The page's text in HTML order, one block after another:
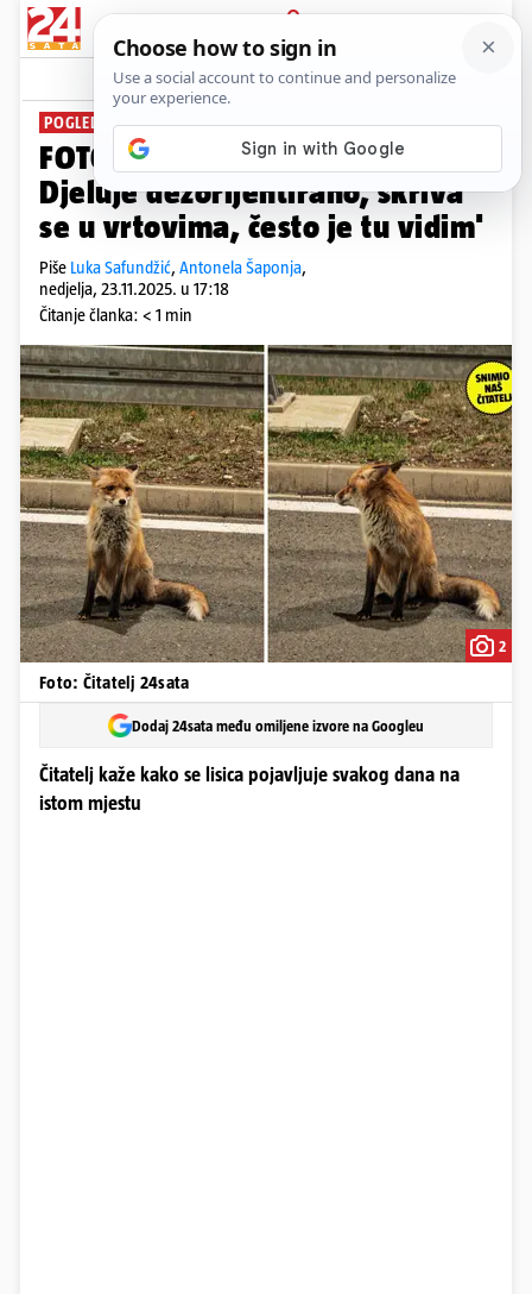
PRIJAVA
News Komentari
POGLEDAJTE SNIMKU
FOTO 'Mlada lisica luta Rijekom.
Djeluje dezorijentirano, skriva
se u vrtovima, često je tu vidim'
Piše Luka Safundžić, Antonela Šaponja,
nedjelja, 23.11.2025. u 17:18
Čitanje članka: < 1 min
2
Foto: Čitatelj 24sata
Dodaj 24sata među omiljene izvore na Googleu
Čitatelj kaže kako se lisica pojavljuje svakog dana na
istom mjestu